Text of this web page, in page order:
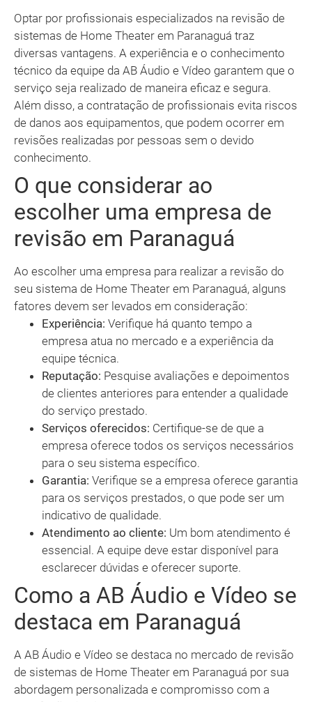
Optar por profissionais especializados na revisão de
sistemas de Home Theater em Paranaguá traz
diversas vantagens. A experiência e o conhecimento
técnico da equipe da AB Áudio e Vídeo garantem que o
serviço seja realizado de maneira eficaz e segura.
Além disso, a contratação de profissionais evita riscos
de danos aos equipamentos, que podem ocorrer em
revisões realizadas por pessoas sem o devido
conhecimento.
O que considerar ao
escolher uma empresa de
revisão em Paranaguá
Ao escolher uma empresa para realizar a revisão do
seu sistema de Home Theater em Paranaguá, alguns
fatores devem ser levados em consideração:
Experiência: Verifique há quanto tempo a
empresa atua no mercado e a experiência da
equipe técnica.
Reputação: Pesquise avaliações e depoimentos
de clientes anteriores para entender a qualidade
do serviço prestado.
Serviços oferecidos: Certifique-se de que a
empresa oferece todos os serviços necessários
para o seu sistema específico.
Garantia: Verifique se a empresa oferece garantia
para os serviços prestados, o que pode ser um
indicativo de qualidade.
Atendimento ao cliente: Um bom atendimento é
essencial. A equipe deve estar disponível para
esclarecer dúvidas e oferecer suporte.
Como a AB Áudio e Vídeo se
destaca em Paranaguá
A AB Áudio e Vídeo se destaca no mercado de revisão
de sistemas de Home Theater em Paranaguá por sua
abordagem personalizada e compromisso com a